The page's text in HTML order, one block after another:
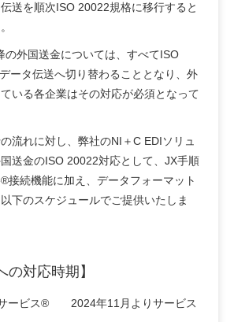
送を順次ISO 20022規格に移行すると
外国送金については、すべてISO
ータ伝送へ切り替わることとなり、外
いる各企業はその対応が必須となって
流れに対し、弊社のNI＋C EDIソリュ
送金のISO 20022対応として、JX手順
接続機能に加え、データフォーマット
下のスケジュールでご提供いたしま
の対応時期】
サービス® 2024年11月よりサービス